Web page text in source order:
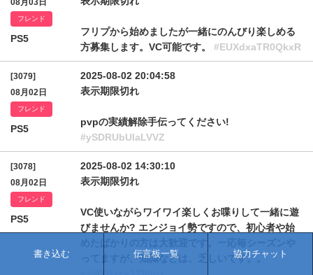
08月03日
フレンド
PS5
フリプから始めましたが一緒にのんびり楽しめる
方募集します。VC可能です。 #EUXdxaTR0QkxR
[3079]
08月02日
フレンド
PS5
2025-08-02 20:04:58
表示期限切れ
pvpの実績解除手伝ってください!
#ySDRUbUlaLVVZ
[3078]
08月02日
フレンド
PS5
2025-08-02 14:30:10
表示期限切れ
VC使いながらワイワイ楽しくお喋りして一緒に遊
びませんか? エンジョイ勢ですので、初心者や始
ってますが、知識などは、乏しいです。。
書き込む 伝言板一覧 協力チャット